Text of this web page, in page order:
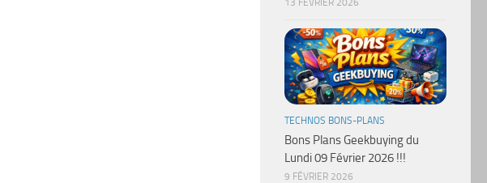
TECHNOS BONS-PLANS
Bons Plans Geekbuying du
Lundi 09 Février 2026 !!!
9 FÉVRIER 2026